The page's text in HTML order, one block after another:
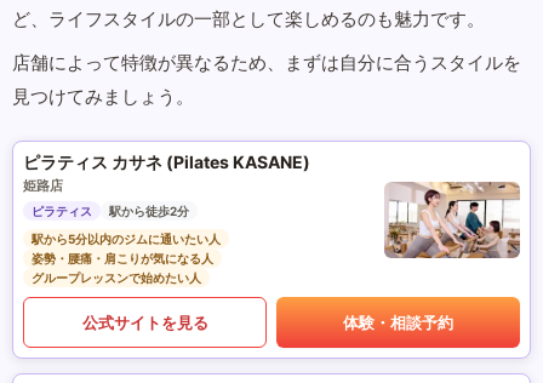
ど、ライフスタイルの一部として楽しめるのも魅力です。
店舗によって特徴が異なるため、まずは自分に合うスタイルを
見つけてみましょう。
ピラティス カサネ (Pilates KASANE)
姫路店
ピラティス
駅から徒歩2分
駅から5分以内のジムに通いたい人
姿勢・腰痛・肩こりが気になる人
グループレッスンで始めたい人
公式サイトを見る 体験・相談予約